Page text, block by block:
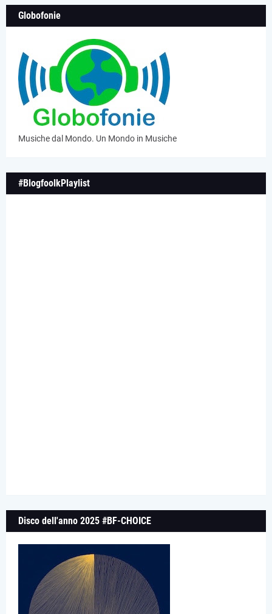
Globofonie
Musiche dal Mondo. Un Mondo in Musiche
#BlogfoolkPlaylist
Disco dell'anno 2025 #BF-CHOICE